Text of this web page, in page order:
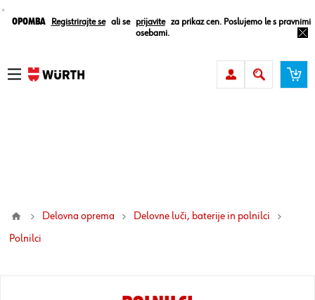
¸
Opomba Registrirajte se ali se prijavite
za prikaz cen. Poslujemo le s pravnimi
osebami.
Delovna oprema
Delovne luči, baterije in polnilci
polnilci